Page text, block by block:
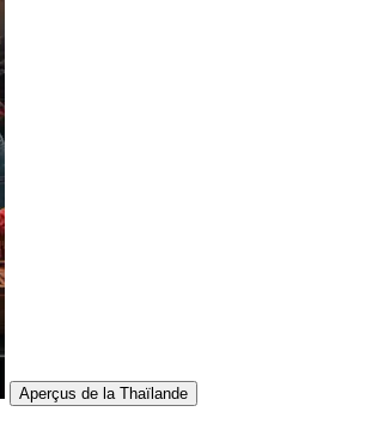
Aperçus de la Thaïlande